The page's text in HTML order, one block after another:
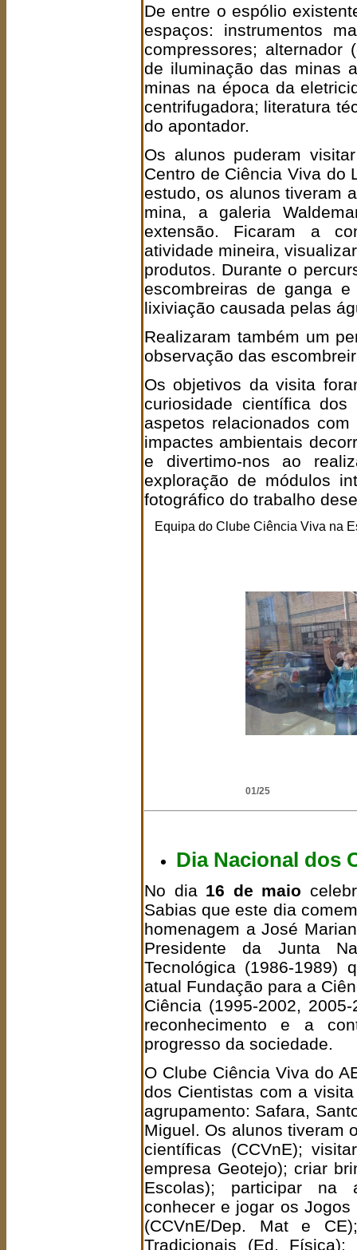
De entre o espólio
espaços: instrumentos
compressores; alternador
de iluminação das minas
minas na época da
centrifugadora; literatura
do apontador.
Os alunos puderam
Centro de Ciência Viva do
estudo, os alunos tiveram
mina, a galeria
extensão. Ficaram a
atividade mineira,
produtos. Durante o
escombreiras de ganga
lixiviação causada pelas
Realizaram também um
observação das
Os objetivos da visita
curiosidade científica dos
aspetos relacionados
impactes ambientais
e divertimo-nos ao
exploração de módulos
fotográfico do trabalho
Equipa do Clube Ciência Viva na
02/25
Dia Nacional dos
No dia 16 de maio
Sabias que este dia
homenagem a José
Presidente da Junta
Tecnológica (1986-1989)
atual Fundação para a
Ciência (1995-2002,
reconhecimento e a
progresso da sociedade.
O Clube Ciência Viva do
dos Cientistas com a
agrupamento: Safara,
Miguel. Os alunos tiveram
científicas (CCVnE);
empresa Geotejo); criar
Escolas); participar na
conhecer e jogar os
(CCVnE/Dep. Mat e
Tradicionais (Ed.